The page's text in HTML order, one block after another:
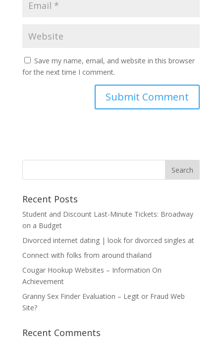
Save my name, email, and website in this browser
for the next time I comment.
Recent Posts
Student and Discount Last-Minute Tickets: Broadway
on a Budget
Divorced internet dating | look for divorced singles at
Connect with folks from around thailand
Cougar Hookup Websites – Information On
Achievement
Granny Sex Finder Evaluation – Legit or Fraud Web
Site?
Recent Comments